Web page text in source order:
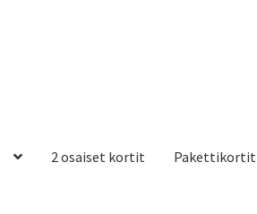
2 osaiset kortit Pakettikortit